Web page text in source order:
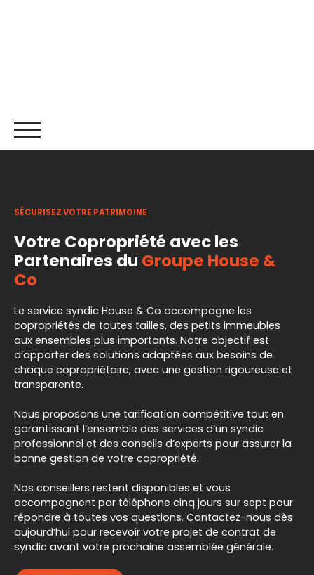
ACCUEIL ACHETER
Être rappelé
SÉCURISEZ VOTRE PATRIMOINE
Votre Copropriété avec les
Partenaires du Groupe House &
Co
Le service syndic House & Co accompagne les
copropriétés de toutes tailles, des petits immeubles
aux ensembles plus importants. Notre objectif est
d’apporter des solutions adaptées aux besoins de
chaque copropriétaire, avec une gestion rigoureuse et
transparente.
Nous proposons une tarification compétitive tout en
garantissant l’ensemble des services d’un syndic
professionnel et des conseils d’experts pour assurer la
bonne gestion de votre copropriété.
Nos conseillers restent disponibles et vous
accompagnent par téléphone cinq jours sur sept pour
répondre à toutes vos questions. Contactez-nous dès
aujourd’hui pour recevoir votre projet de contrat de
syndic avant votre prochaine assemblée générale.